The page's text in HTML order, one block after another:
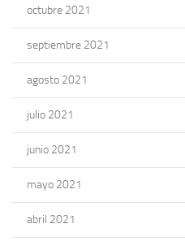
octubre 2021
septiembre 2021
agosto 2021
julio 2021
junio 2021
mayo 2021
abril 2021